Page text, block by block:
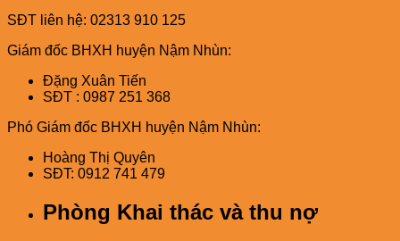
SĐT liên hệ: 02313 910 125
Giám đốc BHXH huyện Nậm Nhùn:
Đặng Xuân Tiến
SĐT : 0987 251 368
Phó Giám đốc BHXH huyện Nậm Nhùn:
Hoàng Thị Quyên
SĐT: 0912 741 479
Phòng Khai thác và thu nợ